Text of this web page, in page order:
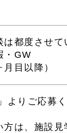
都度させて
・GW
目以降）
よりご応募
は、施設見